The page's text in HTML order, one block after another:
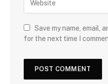
Save my name, email,
for the next time I